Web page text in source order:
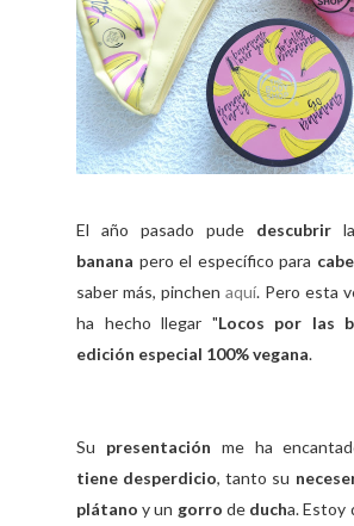
El año pasado pude descubrir la
banana pero el específico para
saber más, pinchen aquí. Pero esta
ha hecho llegar "Locos por las
edición especial 100% vegana.
Su presentación me ha
tiene desperdicio, tanto su
plátano y un gorro de ducha. Estoy